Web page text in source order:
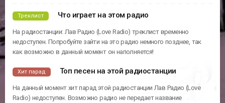
Треклист Что играет на этом радио
На радиостанции: Лав Радио (Love Radio) треклист временно
недоступен. Попробуйте зайти на это радио немного позднее, так
как возможно в данный момент он наполняется!
Хит парад Топ песен на этой радиостанции
На данный момент хит парад этой радиостанции Лав Радио (Love
Radio) недоступен. Возможно радио не передает название